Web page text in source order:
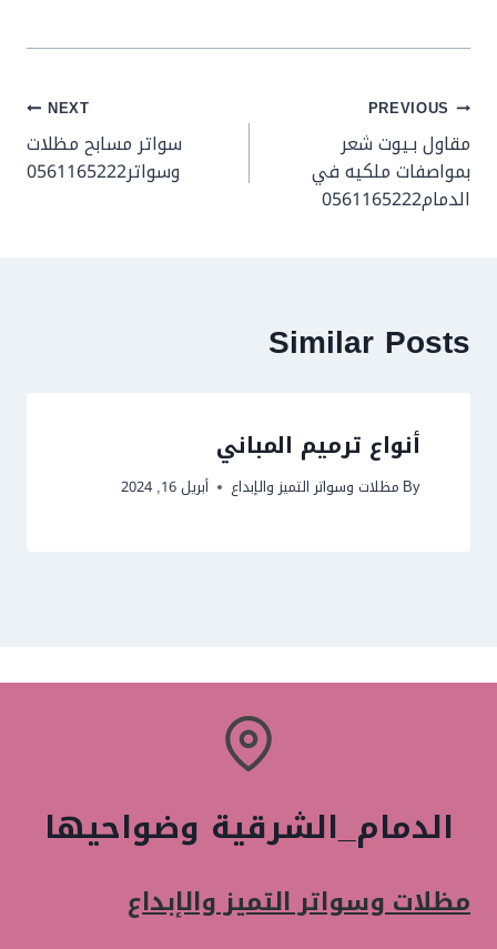
تصفّح
المقالات
PREVIOUS
مقاول بـيوت شعر
بمواصفات ملكيه في
الدمام0561165222
NEXT
سواتر مسابح مظلات
وسواتر0561165222
Similar Posts
أنواع ترميم المباني
By مظلات وسواتر التميز والإبداع أبريل 16, 2024
الدمام_الشرقية وضواحيها
مظلات وسواتر التميز والإبداع